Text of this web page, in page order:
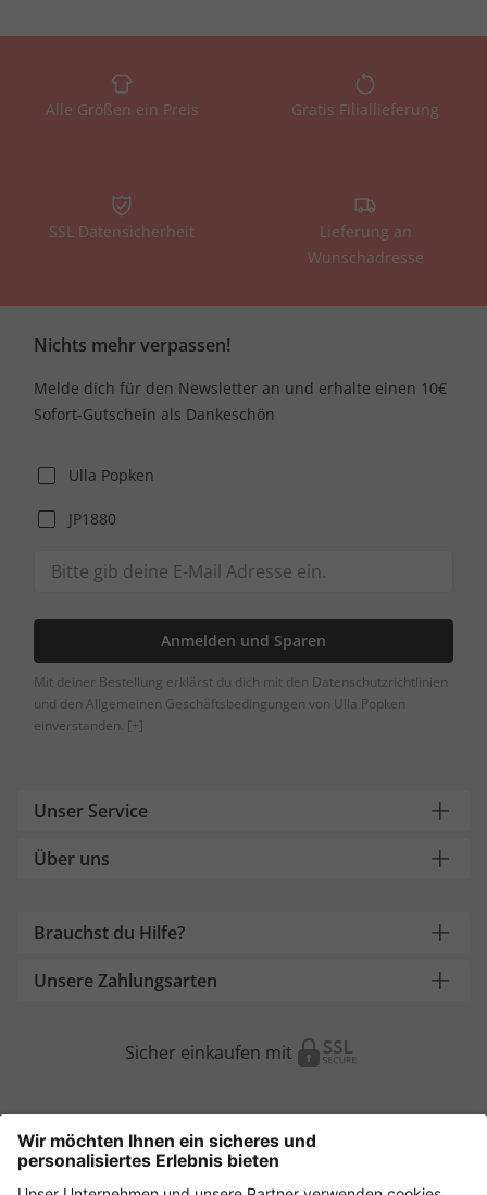
Alle Größen ein Preis Gratis Filiallieferung
SSL Datensicherheit
Lieferung an
Wunschadresse
Nichts mehr verpassen!
Melde dich für den Newsletter an und erhalte einen 10€
Sofort-Gutschein als Dankeschön
Ulla Popken
JP1880
Anmelden und Sparen
Mit deiner Bestellung erklärst du dich mit den Datenschutzrichtlinien
und den Allgemeinen Geschäftsbedingungen von Ulla Popken
einverstanden. [+]
Unser Service
Über uns
Brauchst du Hilfe?
Unsere Zahlungsarten
Sicher einkaufen mit
Weitere Onlineshops